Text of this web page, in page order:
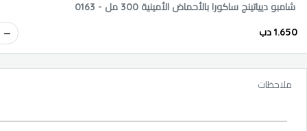
شامبو ديياتينج ساكورا بالأحماض الأمينية 300 مل - 0163
1.650 دب
ملاحظات